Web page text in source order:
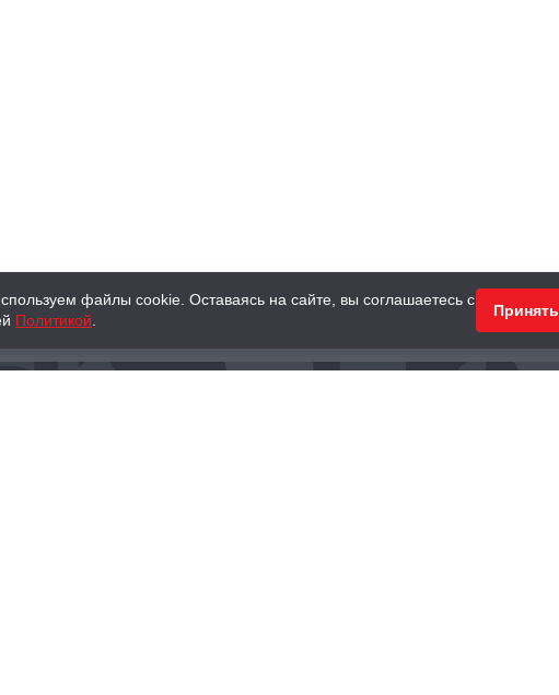
КНИГИ ПОДАРКИ
файлы cookie. Оставаясь на сайте, вы соглашаетесь с
Политикой
Принять